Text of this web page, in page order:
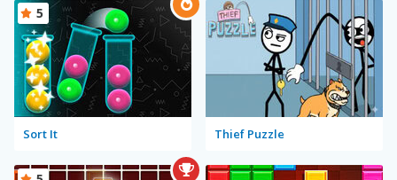
Sort It
5
Thief Puzzle